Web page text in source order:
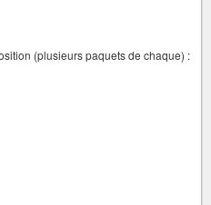
(plusieurs paquets de chaque) :